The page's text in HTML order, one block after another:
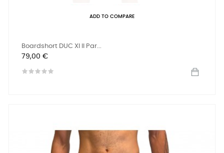
ADD TO COMPARE
Boardshort DUC XI II Par...
Prix
79,00 €